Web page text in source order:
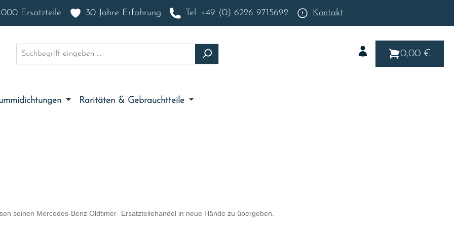
Ersatzteile 30 Jahre Erfahrung Tel. +49 (0) 6226 9715692 Kontakt
0,00 €
Raritäten & Gebrauchtteile
seinen Mercedes-Benz Oldtimer- Ersatzteilehandel in neue Hände zu übergeben.